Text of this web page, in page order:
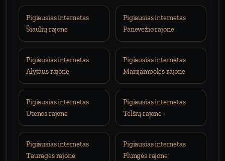
Pigiausias internetas
Šiaulių rajone
Pigiausias internetas
Panevėžio rajone
Pigiausias internetas
Alytaus rajone
Pigiausias internetas
Marijampolės rajone
Pigiausias internetas
Utenos rajone
Pigiausias internetas
Telšių rajone
Pigiausias internetas
Tauragės rajone
Pigiausias internetas
Plungės rajone